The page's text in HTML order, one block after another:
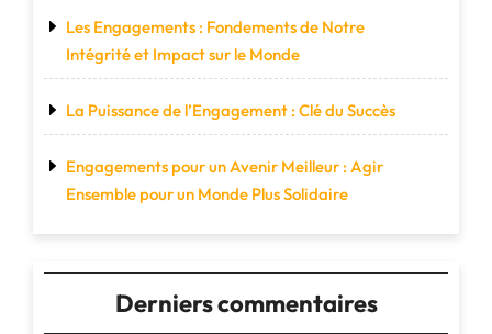
Les Engagements : Fondements de Notre
Intégrité et Impact sur le Monde
La Puissance de l’Engagement : Clé du Succès
Engagements pour un Avenir Meilleur : Agir
Ensemble pour un Monde Plus Solidaire
Derniers commentaires